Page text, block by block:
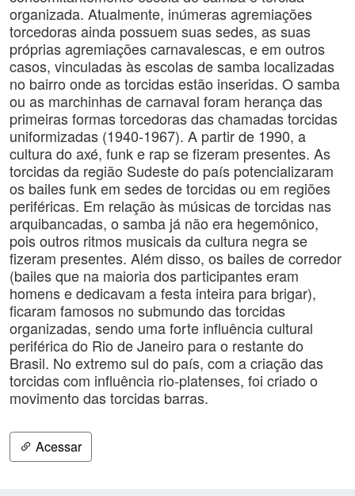
organizada. Atualmente, inúmeras agremiações
torcedoras ainda possuem suas sedes, as suas
próprias agremiações carnavalescas, e em outros
casos, vinculadas às escolas de samba localizadas
no bairro onde as torcidas estão inseridas. O samba
ou as marchinhas de carnaval foram herança das
primeiras formas torcedoras das chamadas torcidas
uniformizadas (1940-1967). A partir de 1990, a
cultura do axé, funk e rap se fizeram presentes. As
torcidas da região Sudeste do país potencializaram
os bailes funk em sedes de torcidas ou em regiões
periféricas. Em relação às músicas de torcidas nas
arquibancadas, o samba já não era hegemônico,
pois outros ritmos musicais da cultura negra se
fizeram presentes. Além disso, os bailes de corredor
(bailes que na maioria dos participantes eram
homens e dedicavam a festa inteira para brigar),
ficaram famosos no submundo das torcidas
organizadas, sendo uma forte influência cultural
periférica do Rio de Janeiro para o restante do
Brasil. No extremo sul do país, com a criação das
torcidas com influência rio-platenses, foi criado o
movimento das torcidas barras.
Acessar